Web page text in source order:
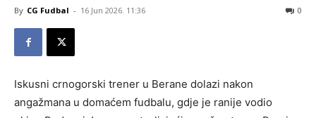
By CG Fudbal - 16 Jun 2026. 11:36 0
Iskusni crnogorski trener u Berane dolazi nakon
angažmana u domaćem fudbalu, gdje je ranije vodio